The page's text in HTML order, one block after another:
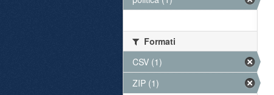
Formati
CSV (1)
ZIP (1)